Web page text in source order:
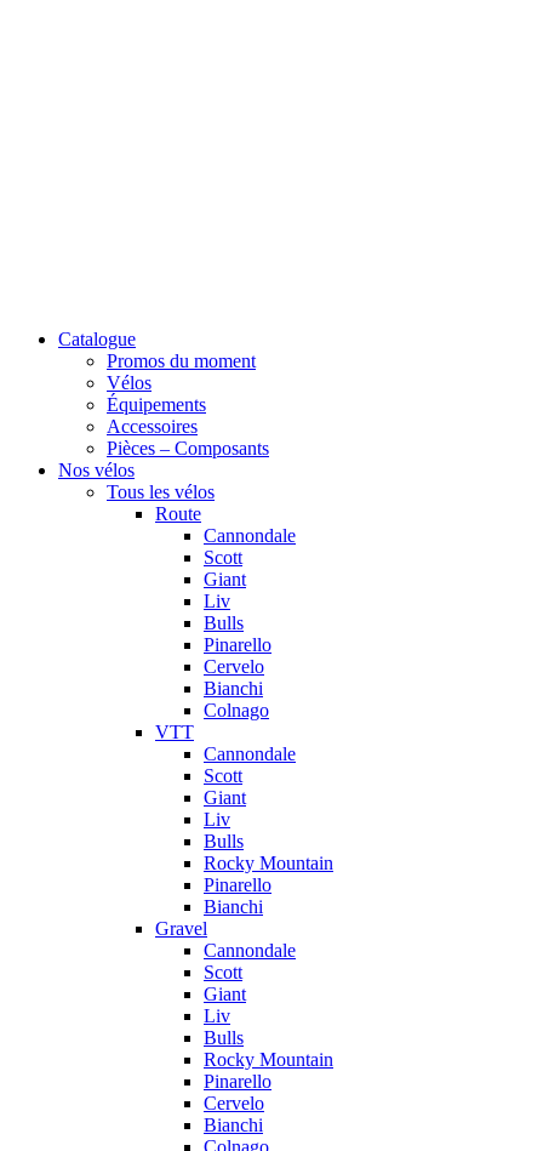
Catalogue
Promos du moment
Vélos
Équipements
Accessoires
Pièces – Composants
Nos vélos
Tous les vélos
Route
Cannondale
Scott
Giant
Liv
Bulls
Pinarello
Cervelo
Bianchi
Colnago
VTT
Cannondale
Scott
Giant
Liv
Bulls
Rocky Mountain
Pinarello
Bianchi
Gravel
Cannondale
Scott
Giant
Liv
Bulls
Rocky Mountain
Pinarello
Cervelo
Bianchi
Colnago